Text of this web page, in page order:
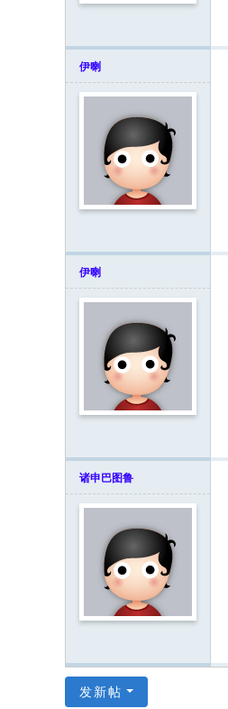
伊喇
伊喇
诸申巴图鲁
发新帖